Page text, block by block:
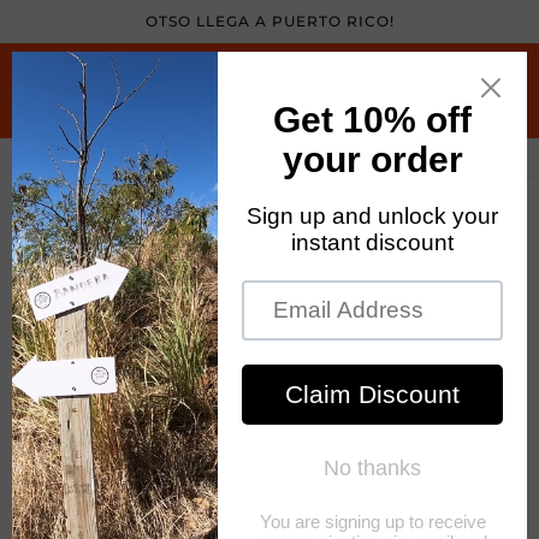
OTSO LLEGA A PUERTO RICO!
Cart
Skip to
product
information